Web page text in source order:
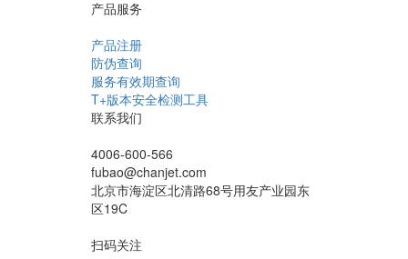
产品服务
产品注册
防伪查询
服务有效期查询
T+版本安全检测工具
联系我们
4006-600-566
fubao@chanjet.com
北京市海淀区北清路68号用友产业园东
区19C
扫码关注